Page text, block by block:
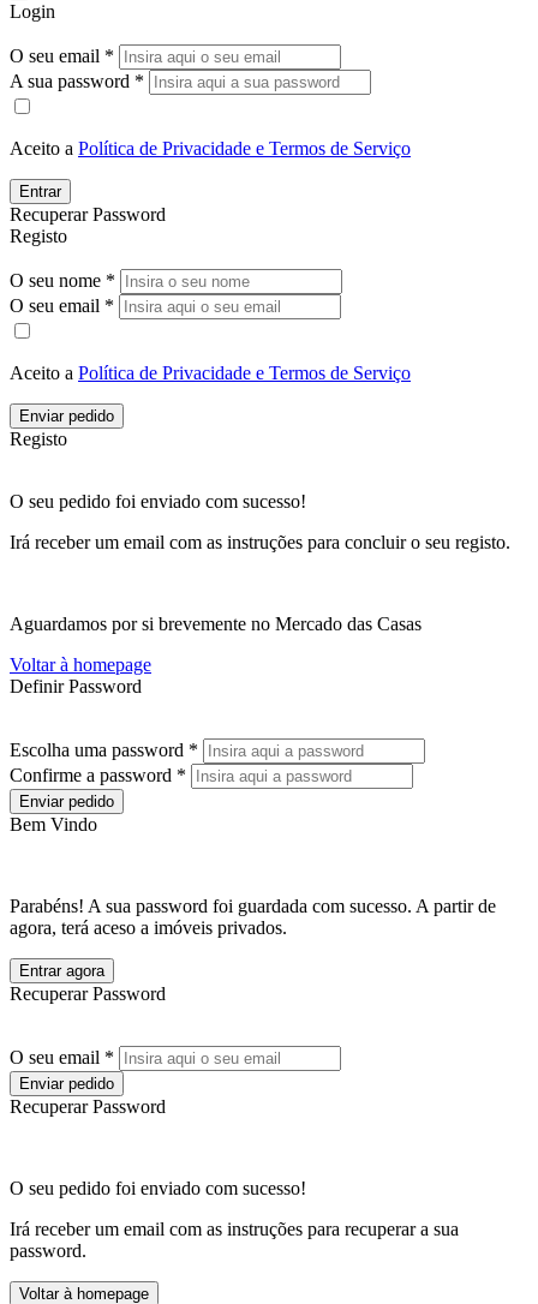
Login
O seu email *
A sua password *
Aceito a Política de Privacidade e Termos de Serviço
Entrar
Recuperar Password
Registo
O seu nome *
O seu email *
Aceito a Política de Privacidade e Termos de Serviço
Enviar pedido
Registo
O seu pedido foi enviado com sucesso!
Irá receber um email com as instruções para concluir o seu registo.
Aguardamos por si brevemente no Mercado das Casas
Voltar à homepage
Definir Password
Escolha uma password *
Confirme a password *
Enviar pedido
Bem Vindo
Parabéns! A sua password foi guardada com sucesso. A partir de
agora, terá aceso a imóveis privados.
Entrar agora
Recuperar Password
O seu email *
Enviar pedido
Recuperar Password
O seu pedido foi enviado com sucesso!
Irá receber um email com as instruções para recuperar a sua
password.
Voltar à homepage